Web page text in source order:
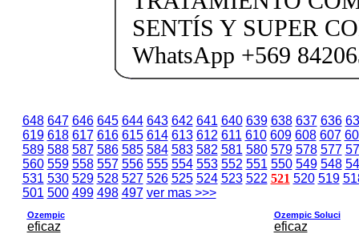
SENTÍS Y SUPER
WhatsApp +569
648 647 646 645 644 643 642 641 640 639 638 637 636
619 618 617 616 615 614 613 612 611 610 609 608 607
589 588 587 586 585 584 583 582 581 580 579 578 577
560 559 558 557 556 555 554 553 552 551 550 549 548
531 530 529 528 527 526 525 524 523 522 521 520 519
501 500 499 498 497 ver mas >>>
Ozempic
eficaz
Ozempic Soluci
eficaz